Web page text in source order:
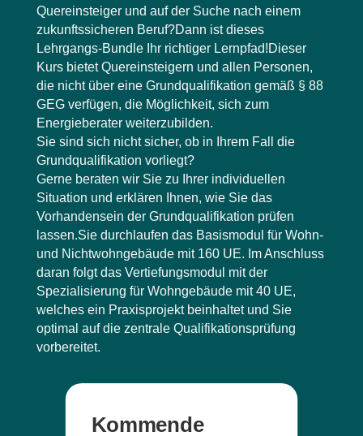
Quereinsteiger und auf der Suche nach einem
zukunftssicheren Beruf?Dann ist dieses
Lehrgangs-Bundle Ihr richtiger Lernpfad!Dieser
Kurs bietet Quereinsteigern und allen Personen,
die nicht über eine Grundqualifikation gemäß § 88
GEG verfügen, die Möglichkeit, sich zum
Energieberater weiterzubilden.
Sie sind sich nicht sicher, ob in Ihrem Fall die
Grundqualifikation vorliegt?
Gerne beraten wir Sie zu Ihrer individuellen
Situation und erklären Ihnen, wie Sie das
Vorhandensein der Grundqualifikation prüfen
lassen.Sie durchlaufen das Basismodul für Wohn-
und Nichtwohngebäude mit 160 UE. Im Anschluss
daran folgt das Vertiefungsmodul mit der
Spezialisierung für Wohngebäude mit 40 UE,
welches ein Praxisprojekt beinhaltet und Sie
optimal auf die zentrale Qualifikationsprüfung
Kommende